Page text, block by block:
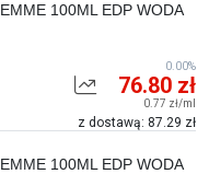
100ML EDP WODA
76.80 zł
0.77 zł/ml
z dostawą: 87.29 zł
0.00%
100ML EDP WODA